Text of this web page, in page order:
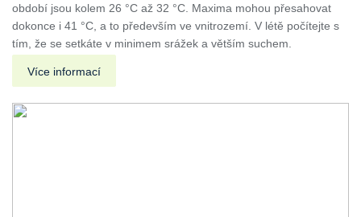
období jsou kolem 26 °C až 32 °C. Maxima mohou přesahovat
dokonce i 41 °C, a to především ve vnitrozemí. V létě počítejte s
tím, že se setkáte v minimem srážek a větším suchem.
Více informací